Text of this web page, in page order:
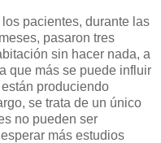
pacientes, durante las
pasaron tres
sin hacer nada, a
que más se puede influir
produciendo
se trata de un único
no pueden ser
más estudios